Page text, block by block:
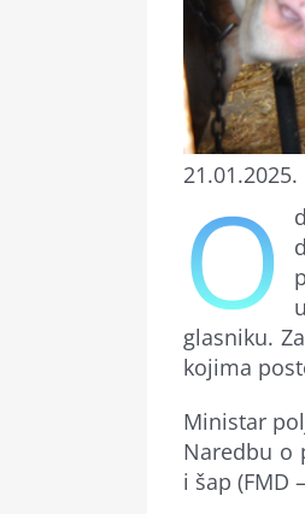
21.01.2025.
O
glasniku.
kojima
Ministar
Naredbu o
i šap (FMD